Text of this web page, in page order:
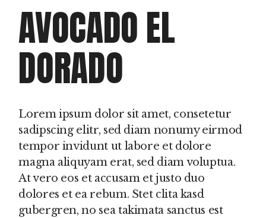
AVOCADO EL
DORADO
Lorem ipsum dolor sit amet, consetetur
sadipscing elitr, sed diam nonumy eirmod
tempor invidunt ut labore et dolore
magna aliquyam erat, sed diam voluptua.
At vero eos et accusam et justo duo
dolores et ea rebum. Stet clita kasd
gubergren, no sea takimata sanctus est